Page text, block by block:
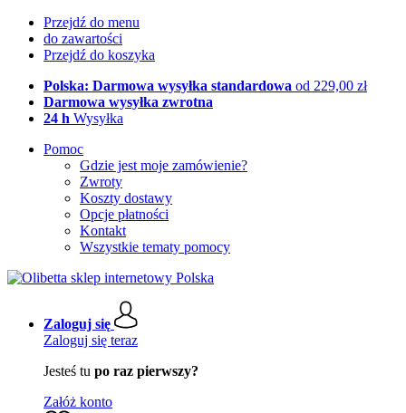
Przejdź do menu
do zawartości
Przejdź do koszyka
Polska: Darmowa wysyłka standardowa od 229,00 zł
Darmowa wysyłka zwrotna
24 h Wysyłka
Pomoc
Gdzie jest moje zamówienie?
Zwroty
Koszty dostawy
Opcje płatności
Kontakt
Wszystkie tematy pomocy
Zaloguj się
Zaloguj się teraz
Jesteś tu po raz pierwszy?
Załóż konto